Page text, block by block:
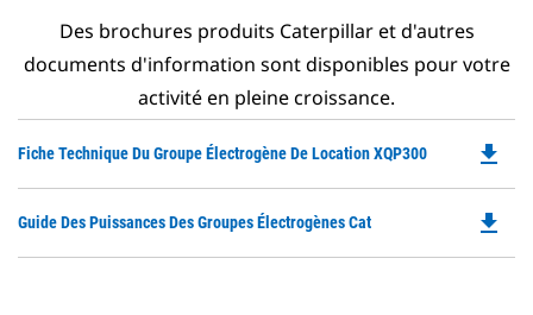
Des brochures produits Caterpillar et d'autres
documents d'information sont disponibles pour votre
activité en pleine croissance.
Fiche Technique Du Groupe Électrogène De Location XQP300
a
file_download
Guide Des Puissances Des Groupes Électrogènes Cat file_download